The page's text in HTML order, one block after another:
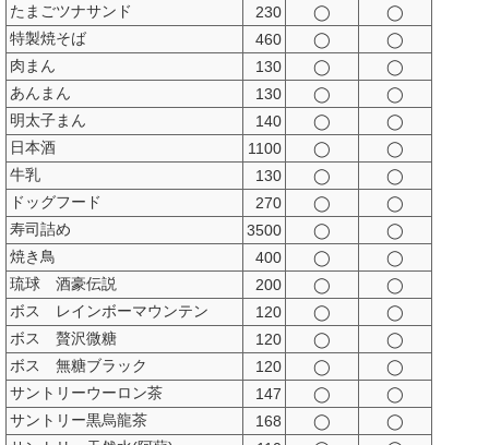
たまごツナサンド
230 ◯
◯
特製焼そば
460 ◯
◯
肉まん
130 ◯
◯
あんまん
130 ◯
◯
明太子まん
140 ◯
◯
日本酒
1100 ◯
◯
牛乳
130 ◯
◯
ドッグフード
270 ◯
◯
寿司詰め
3500 ◯
◯
焼き鳥
400 ◯
◯
琉球 酒豪伝説
200 ◯
◯
ボス レインボーマウンテン
120 ◯
◯
ボス 贅沢微糖
120 ◯
◯
ボス 無糖ブラック
120 ◯
◯
サントリーウーロン茶
147 ◯
◯
サントリー黒烏龍茶
168 ◯
◯